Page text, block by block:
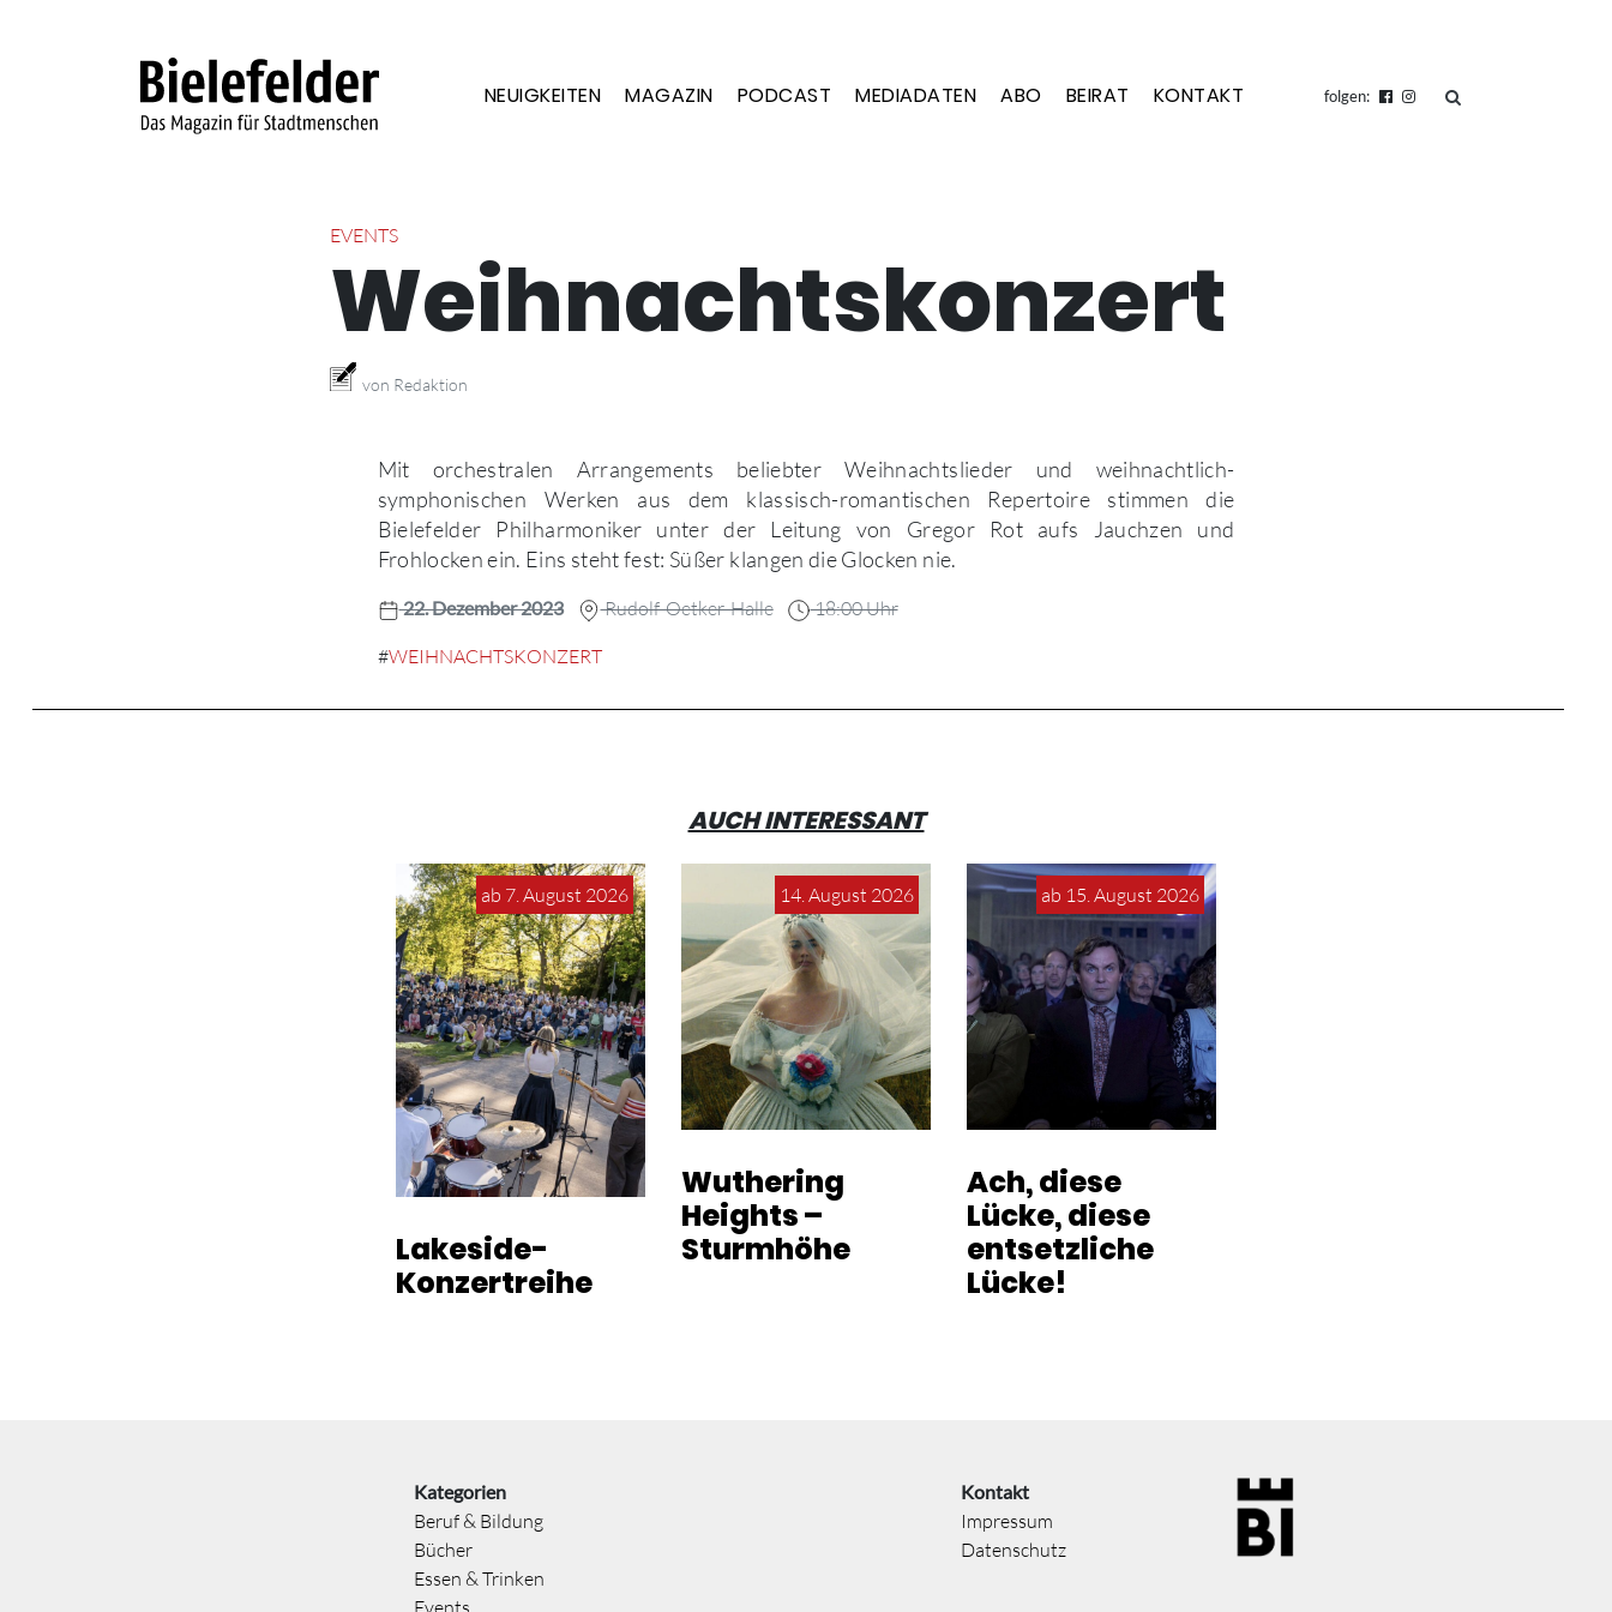
NEUIGKEITEN MAGAZIN PODCAST MEDIADATEN ABO BEIRAT KONTAKT folgen: suchen
EVENTS
Weihnachtskonzert
von Redaktion
Mit orchestralen Arrangements beliebter Weihnachtslieder und weihnachtlich-
symphonischen Werken aus dem klassisch-romantischen Repertoire stimmen die
Bielefelder Philharmoniker unter der Leitung von Gregor Rot aufs Jauchzen und
Frohlocken ein. Eins steht fest: Süßer klangen die Glocken nie.
22. Dezember 2023 Rudolf-Oetker-Halle 18:00 Uhr
#WEIHNACHTSKONZERT
AUCH INTERESSANT
ab 7. August 2026
Lakeside-
Konzertreihe
14. August 2026
Wuthering
Heights –
Sturmhöhe
ab 15. August 2026
Ach, diese
Lücke, diese
entsetzliche
Lücke!
Kategorien
Beruf & Bildung
Bücher
Essen & Trinken
Kontakt
Impressum
Datenschutz